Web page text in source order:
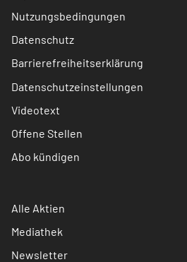
Nutzungsbedingungen
Datenschutz
Barrierefreiheitserklärung
Datenschutzeinstellungen
Videotext
Offene Stellen
Abo kündigen
Alle Aktien
Mediathek
Newsletter